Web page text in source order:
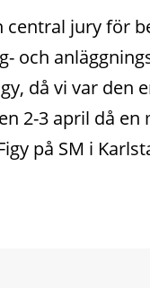
jury för
och
då vi var den
2-3 april då
på SM i